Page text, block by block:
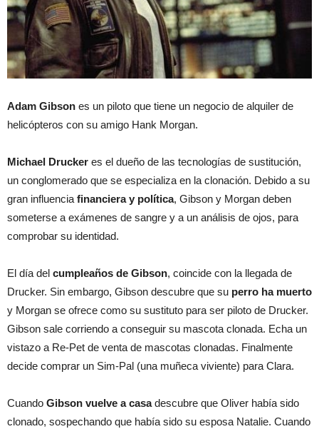
Adam Gibson es un piloto que tiene un negocio de alquiler de
helicópteros con su amigo Hank Morgan.
Michael Drucker es el dueño de las tecnologías de sustitución,
un conglomerado que se especializa en la clonación. Debido a su
gran influencia financiera y política, Gibson y Morgan deben
someterse a exámenes de sangre y a un análisis de ojos, para
comprobar su identidad.
El día del cumpleaños de Gibson, coincide con la llegada de
Drucker. Sin embargo, Gibson descubre que su perro ha muerto
y Morgan se ofrece como su sustituto para ser piloto de Drucker.
Gibson sale corriendo a conseguir su mascota clonada. Echa un
vistazo a Re-Pet de venta de mascotas clonadas. Finalmente
decide comprar un Sim-Pal (una muñeca viviente) para Clara.
Cuando Gibson vuelve a casadescubre que Oliver había sido
clonado, sospechando que había sido su esposa Natalie. Cuando